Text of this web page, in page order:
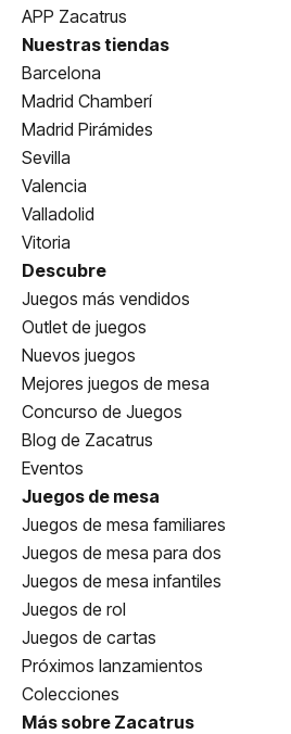
APP Zacatrus
Nuestras tiendas
Barcelona
Madrid Chamberí
Madrid Pirámides
Sevilla
Valencia
Valladolid
Vitoria
Descubre
Juegos más vendidos
Outlet de juegos
Nuevos juegos
Mejores juegos de mesa
Concurso de Juegos
Blog de Zacatrus
Eventos
Juegos de mesa
Juegos de mesa familiares
Juegos de mesa para dos
Juegos de mesa infantiles
Juegos de rol
Juegos de cartas
Próximos lanzamientos
Colecciones
Más sobre Zacatrus